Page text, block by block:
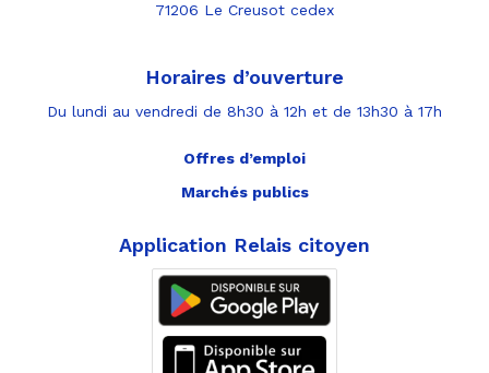
71206 Le Creusot cedex
Horaires d’ouverture
Du lundi au vendredi de 8h30 à 12h et de 13h30 à 17h
Offres d’emploi
Marchés publics
Application Relais citoyen